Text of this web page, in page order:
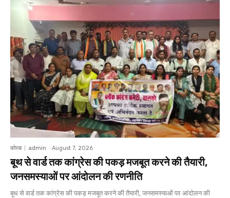
कोरबा admin - August 7, 2026
बूथ से वार्ड तक कांग्रेस की पकड़ मजबूत करने की तैयारी,
जनसमस्याओं पर आंदोलन की रणनीति
बूथ से वार्ड तक कांग्रेस की पकड़ मजबूत करने की तैयारी, जनसमस्याओं पर आंदोलन की